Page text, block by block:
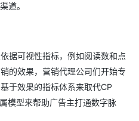
道。
据可视性指标，例如阅读数和点
的效果，营销代理公司们开始专
于效果的指标体系来取代CP
模型来帮助广告主打通数字脉